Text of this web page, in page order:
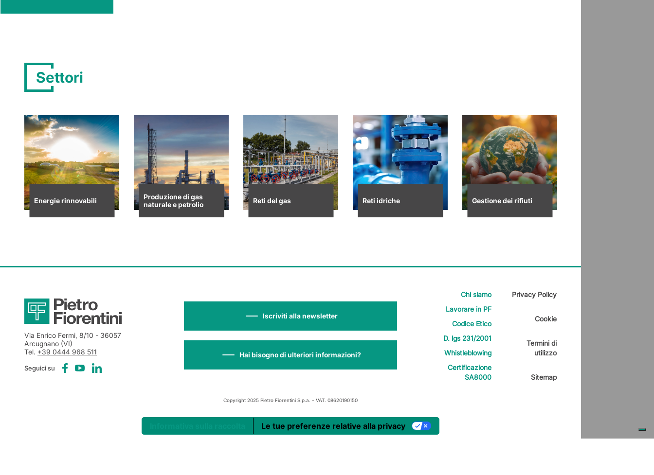
Settori
Energie rinnovabili
Produzione di gas
naturale e petrolio
Reti del gas Reti idriche Gestione dei rifiuti
Via Enrico Fermi, 8/10 - 36057
Arcugnano (VI)
Tel. +39 0444 968 511
Seguici su
Iscriviti alla newsletter
Hai bisogno di ulteriori informazioni?
Chi siamo
Lavorare in PF
Codice Etico
D. lgs 231/2001
Whistleblowing
Certificazione
SA8000
Privacy Policy
Cookie
Termini di
utilizzo
Sitemap
Copyright 2025 Pietro Fiorentini S.p.a. - VAT. 08620190150
Le tue preferenze relative alla privacy